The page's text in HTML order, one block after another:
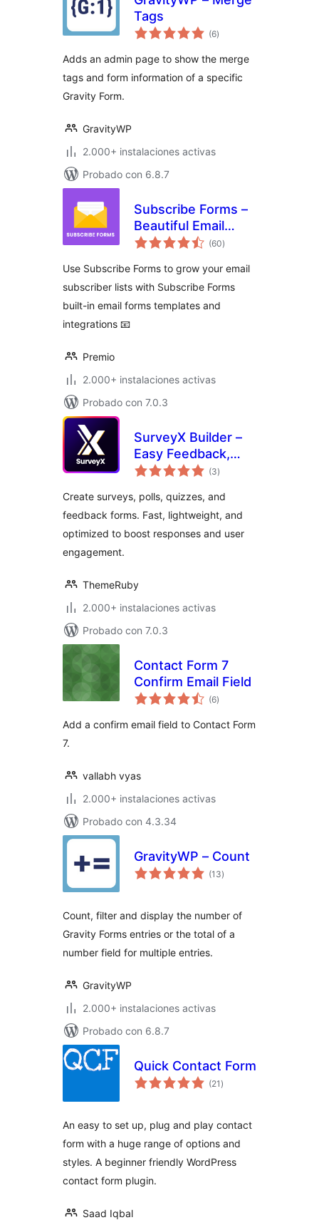
Tags
(6valoraciones
en
)
Adds an admin page to show the merge
tags and form information of a specific
Gravity Form.
GravityWP
2.000+ instalaciones activas
Probado con 6.8.7
Subscribe Forms –
Beautiful Email
Forms, Embedded
MailChimp Form
(60valoraciones
en
)
Use Subscribe Forms to grow your email
subscriber lists with Subscribe Forms
built-in email forms templates and
integrations 📧
Premio
2.000+ instalaciones activas
Probado con 7.0.3
SurveyX Builder –
Easy Feedback,
Poll, Quiz & Survey
(3valoraciones
en
)
Create surveys, polls, quizzes, and
feedback forms. Fast, lightweight, and
optimized to boost responses and user
engagement.
ThemeRuby
2.000+ instalaciones activas
Probado con 7.0.3
Contact Form 7
Confirm Email Field
(6valoraciones
en
)
Add a confirm email field to Contact Form
7.
vallabh vyas
2.000+ instalaciones activas
Probado con 4.3.34
GravityWP – Count
(13valoraciones
en
)
Count, filter and display the number of
Gravity Forms entries or the total of a
number field for multiple entries.
GravityWP
2.000+ instalaciones activas
Probado con 6.8.7
Quick Contact Form
(21 valoraciones
en
)
An easy to set up, plug and play contact
form with a huge range of options and
styles. A beginner friendly WordPress
contact form plugin.
Saad Iqbal